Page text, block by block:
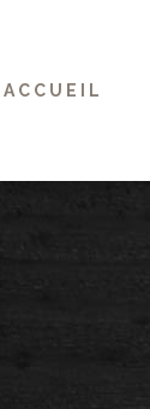
ACCUEIL